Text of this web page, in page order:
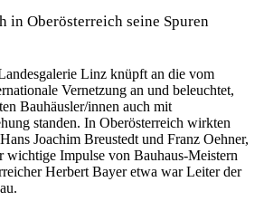
in Oberösterreich seine Spuren
Linz knüpft an die vom
Vernetzung an und beleuchtet,
Bauhäusler/innen auch mit
standen. In Oberösterreich wirkten
Joachim Breustedt und Franz Oehner,
wichtige Impulse von Bauhaus-Meistern
Herbert Bayer etwa war Leiter der